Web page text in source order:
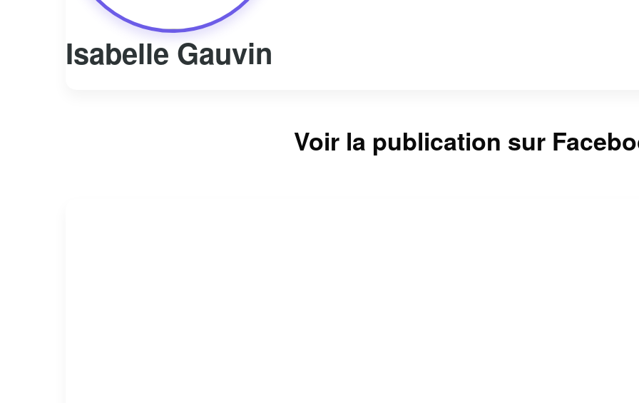
Isabelle Gauvin
Voir la publication sur